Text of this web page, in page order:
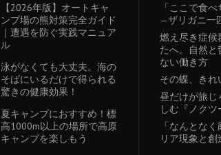
【2026年版】オートキャ
ンプ場の熊対策完全ガイド
｜遭遇を防ぐ実践マニュア
ル
泳がなくても大丈夫。海の
そばにいるだけで得られる
驚きの健康効果！
夏キャンプにおすすめ！標
高1000m以上の場所で高原
キャンプを楽しもう
「ここで食
—ザリガニ一
燃え尽き症候
たへ。自然と
ない働き方
その蝶、きれ
昼だけが旅じ
しむ『ノクツ
「なんとな
リア現象と